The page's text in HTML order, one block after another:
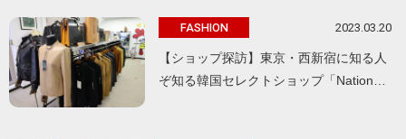
FASHION 2023.03.20
【ショップ探訪】東京・西新宿に知る人
ぞ知る韓国セレクトショップ「Nation…